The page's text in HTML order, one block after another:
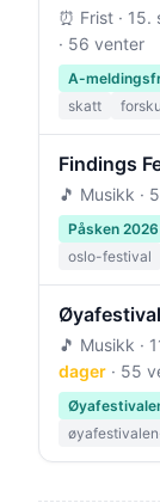
⏰ Frist · 15.
· 56 venter
A-
skatt
Findings
🎵 Musikk ·
Påsken 2026
oslo-festival
🎵 Musikk ·
dager · 55